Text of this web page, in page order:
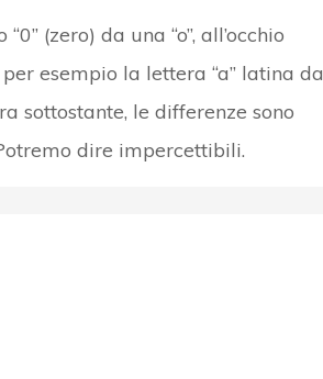
(zero) da una “o”, all’occhio
esempio la lettera “a” latina da
sottostante, le differenze sono
dire impercettibili.